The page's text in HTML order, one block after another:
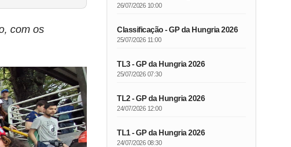
com os
26/07/2026 10:00
Classificação - GP da Hungria 2026
25/07/2026 11:00
TL3 - GP da Hungria 2026
25/07/2026 07:30
TL2 - GP da Hungria 2026
24/07/2026 12:00
TL1 - GP da Hungria 2026
24/07/2026 08:30